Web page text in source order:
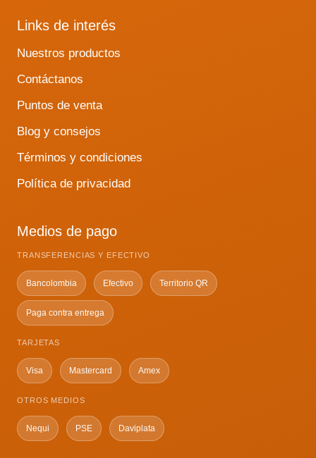
Links de interés
Nuestros productos
Contáctanos
Puntos de venta
Blog y consejos
Términos y condiciones
Política de privacidad
Medios de pago
TRANSFERENCIAS Y EFECTIVO
Bancolombia Efectivo Territorio QR
Paga contra entrega
TARJETAS
Visa Mastercard Amex
OTROS MEDIOS
Nequi PSE Daviplata